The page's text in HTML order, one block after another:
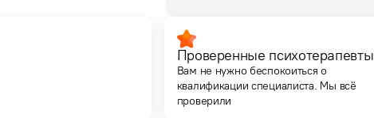
Проверенные психотерапевты
Вам не нужно беспокоиться о
квалификации специалиста. Мы всё
проверили